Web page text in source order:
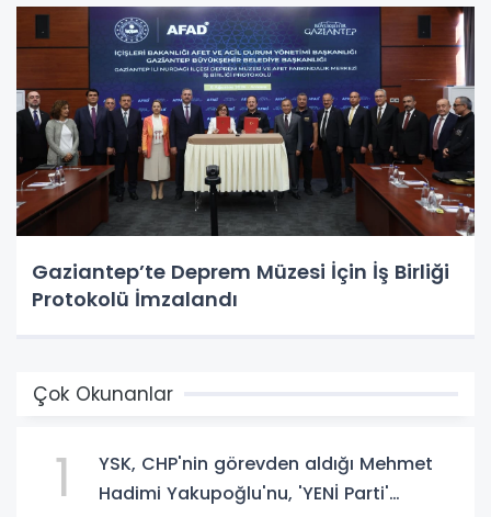
Gaziantep’te Deprem Müzesi İçin İş Birliği
Protokolü İmzalandı
Çok Okunanlar
1
YSK, CHP'nin görevden aldığı Mehmet
Hadimi Yakupoğlu'nu, 'YENİ Parti'